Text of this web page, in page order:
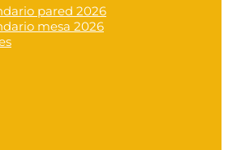
pared 2026
mesa 2026